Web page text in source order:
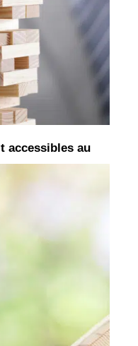
accessibles au